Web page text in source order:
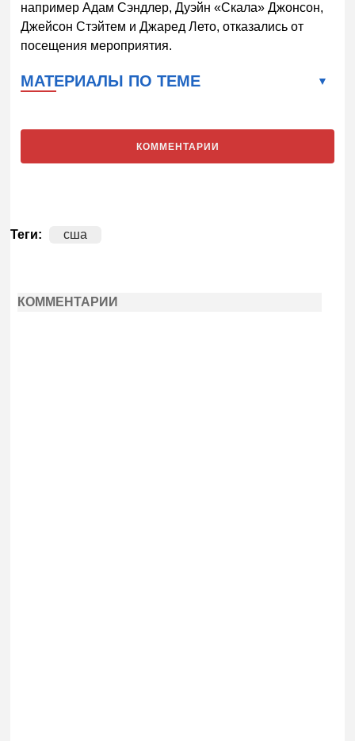
например Адам Сэндлер, Дуэйн «Скала» Джонсон,
Джейсон Стэйтем и Джаред Лето, отказались от
посещения мероприятия.
МАТЕРИАЛЫ ПО ТЕМЕ
КОММЕНТАРИИ
Теги: сша
КОММЕНТАРИИ